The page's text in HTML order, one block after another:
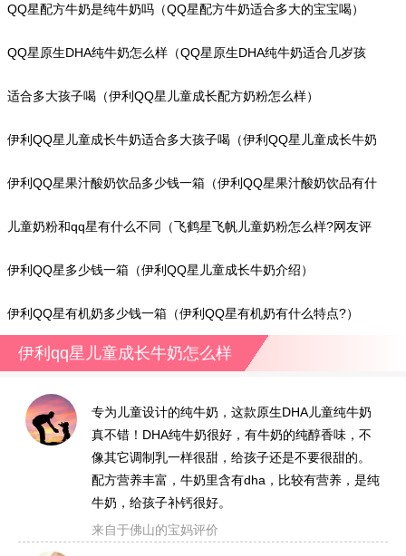
QQ星配方牛奶是纯牛奶吗（QQ星配方牛奶适合多大的宝宝喝）
QQ星原生DHA纯牛奶怎么样（QQ星原生DHA纯牛奶适合几岁孩
子）
适合多大孩子喝（伊利QQ星儿童成长配方奶粉怎么样）
伊利QQ星儿童成长牛奶适合多大孩子喝（伊利QQ星儿童成长牛奶
介绍）
伊利QQ星果汁酸奶饮品多少钱一箱（伊利QQ星果汁酸奶饮品有什
么特点?）
儿童奶粉和qq星有什么不同（飞鹤星飞帆儿童奶粉怎么样?网友评
价）
伊利QQ星多少钱一箱（伊利QQ星儿童成长牛奶介绍）
伊利QQ星有机奶多少钱一箱（伊利QQ星有机奶有什么特点?）
伊利qq星儿童成长牛奶怎么样
专为儿童设计的纯牛奶，这款原生DHA儿童纯牛奶
真不错！DHA纯牛奶很好，有牛奶的纯醇香味，不
像其它调制乳一样很甜，给孩子还是不要很甜的。
配方营养丰富，牛奶里含有dha，比较有营养，是纯
牛奶，给孩子补钙很好。
来自于佛山的宝妈评价